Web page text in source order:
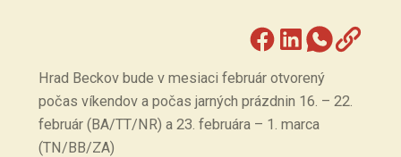
Hrad Beckov bude v mesiaci február otvorený
počas víkendov a počas jarných prázdnin 16. – 22.
február (BA/TT/NR) a 23. februára – 1. marca
(TN/BB/ZA)